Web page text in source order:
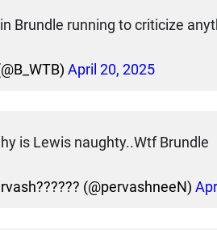
Brundle running to criticize
April 20, 2025
is Lewis naughty..Wtf Brundle
(@pervashneeN)